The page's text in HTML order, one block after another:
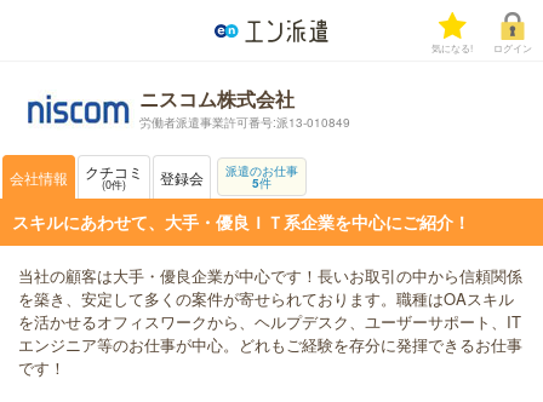
気になる! ログイン
ニスコム株式会社
労働者派遣事業許可番号:派13-010849
会社情報 クチコミ
0件 登録会 派遣のお仕事
5件
スキルにあわせて、大手・優良ＩＴ系企業を中心にご紹介！
当社の顧客は大手・優良企業が中心です！長いお取引の中から信頼関係
を築き、安定して多くの案件が寄せられております。職種はOAスキル
を活かせるオフィスワークから、ヘルプデスク、ユーザーサポート、IT
エンジニア等のお仕事が中心。どれもご経験を存分に発揮できるお仕事
です！